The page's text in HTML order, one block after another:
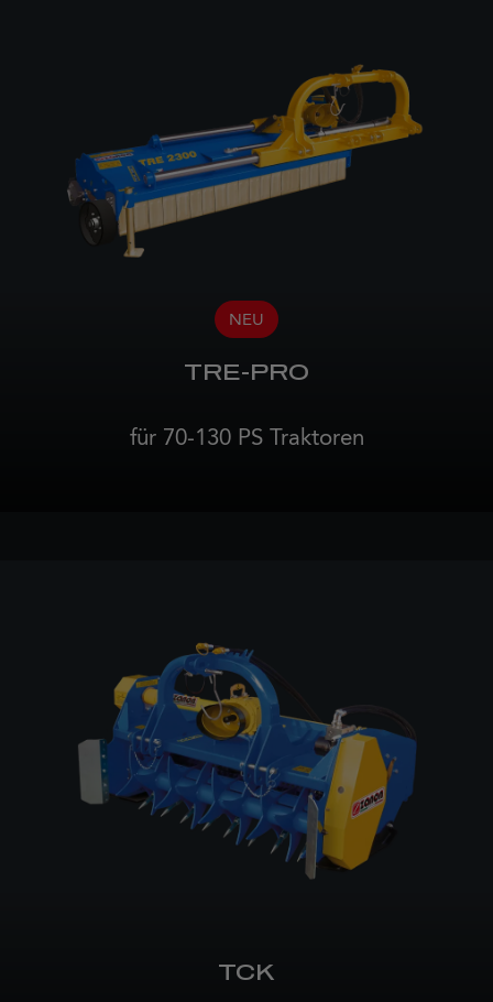
NEU
TRE-PRO
für 70-130 PS Traktoren
TCK